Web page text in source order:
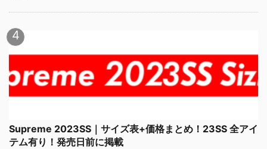
Supreme 2023SS｜サイズ表+価格まとめ！23SS 全アイ
テム有り！発売日前に掲載